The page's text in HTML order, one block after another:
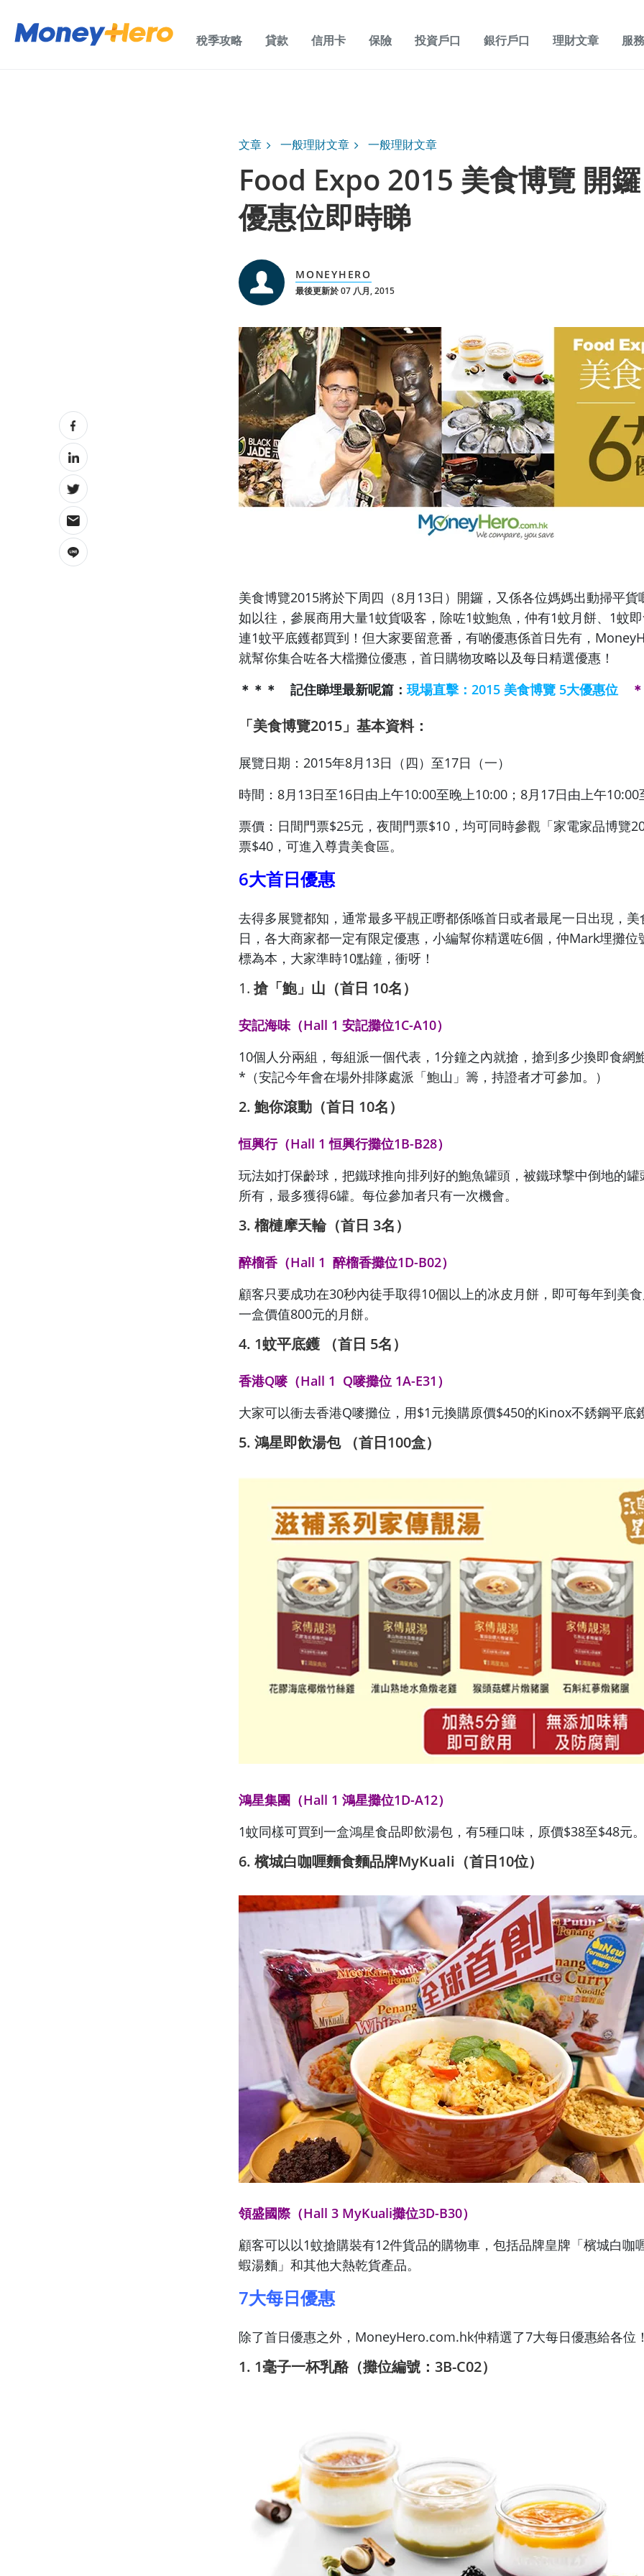
稅季攻略 貸款 信用卡 保險 投資戶口 銀行戶口 理財文章 服
文章 一般理財文章 一般理財文章
Food Expo 2015 美食博覽 開
優惠位即時睇
MONEYHERO
最後更新於 07 八月, 2015
美食博覽2015將於下周四（8月13日）開鑼，又係各位媽媽出動掃平貨
如以往，參展商用大量1蚊貨吸客，除咗1蚊鮑魚，仲有1蚊月餅、1蚊
連1蚊平底鑊都買到！但大家要留意番，有啲優惠係首日先有，
就幫你集合咗各大檔攤位優惠，首日購物攻略以及每日精選優惠！
＊＊＊ 記住睇埋最新呢篇： 現場直擊：2015 美食博覽 5大優惠位
「美食博覽2015」基本資料：
展覽日期：2015年8月13日（四）至17日（一）
時間：8月13日至16日由上午10:00至晚上10:00；8月17日由上午10:00
票價：日間門票$25元，夜間門票$10，均可同時參觀「家電家品博覽
票$40，可進入尊貴美食區。
6大首日優惠
去得多展覽都知，通常最多平靚正嘢都係喺首日或者最尾一日出現，
日，各大商家都一定有限定優惠，小編幫你精選咗6個，仲Mark埋攤位
標為本，大家準時10點鐘，衝呀！
1. 搶「鮑」山（首日 10名）
安記海味（Hall 1 安記攤位1C-A10）
10個人分兩組，每組派一個代表，1分鐘之內就搶，搶到多少換即食網
*（安記今年會在場外排隊處派「鮑山」籌，持證者才可參加。）
2. 鮑你滾動（首日 10名）
恒興行（Hall 1 恒興行攤位1B-B28）
玩法如打保齡球，把鐵球推向排列好的鮑魚罐頭，被鐵球撃中倒地的
所有，最多獲得6罐。每位參加者只有一次機會。
3. 榴槤摩天輪（首日 3名）
醉榴香（Hall 1 醉榴香攤位1D-B02）
顧客只要成功在30秒內徒手取得10個以上的冰皮月餅，即可每年到美
一盒價值800元的月餅。
4. 1蚊平底鑊 （首日 5名）
香港Q嘜（Hall 1 Q嘜攤位 1A-E31）
大家可以衝去香港Q嘜攤位，用$1元換購原價$450的Kinox不銹鋼平底
5. 鴻星即飲湯包 （首日100盒）
鴻星集團（Hall 1 鴻星攤位1D-A12）
1蚊同樣可買到一盒鴻星食品即飲湯包，有5種口味，原價$38至$48元
6. 檳城白咖喱麵食麵品牌MyKuali （首日10位）
領盛國際（Hall 3 MyKuali攤位3D-B30）
顧客可以以1蚊搶購裝有12件貨品的購物車，包括品牌皇牌「檳城白咖
蝦湯麵」和其他大熱乾貨產品。
7大每日優惠
除了首日優惠之外，MoneyHero.com.hk仲精選了7大每日優惠給各位
1. 1毫子一杯乳酪（攤位編號：3B-C02）